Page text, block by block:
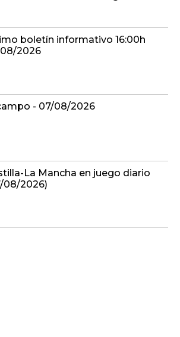
boletín informativo 16:00h
2026
- 07/08/2026
La Mancha en juego diario
08/2026)